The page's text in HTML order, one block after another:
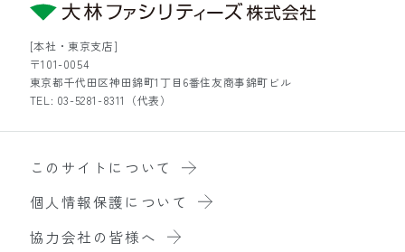
[本社・東京支店]
〒101-0054
東京都千代田区神田錦町1丁目6番住友商事錦町ビル
TEL: 03-5281-8311（代表）
このサイトについて
個人情報保護について
協力会社の皆様へ